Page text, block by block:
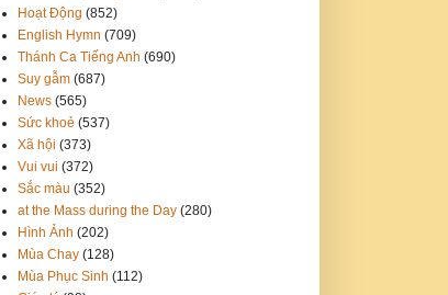
Hoạt Động (852)
English Hymn (709)
Thánh Ca Tiếng Anh (690)
Suy gẫm (687)
News (565)
Sức khoẻ (537)
Xã hội (373)
Vui vui (372)
Sắc màu (352)
at the Mass during the Day (280)
Hình Ảnh (202)
Mùa Chay (128)
Mùa Phục Sinh (112)